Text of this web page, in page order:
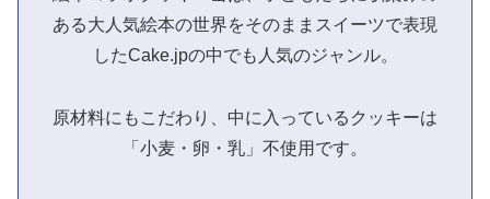
ある大人気絵本の世界をそのままスイーツで表現
したCake.jpの中でも人気のジャンル。
原材料にもこだわり、中に入っているクッキーは
「小麦・卵・乳」不使用です。